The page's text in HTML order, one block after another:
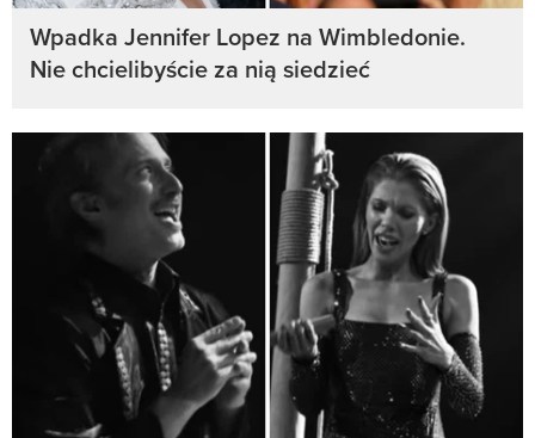
Wpadka Jennifer Lopez na Wimbledonie.
Nie chcielibyście za nią siedzieć